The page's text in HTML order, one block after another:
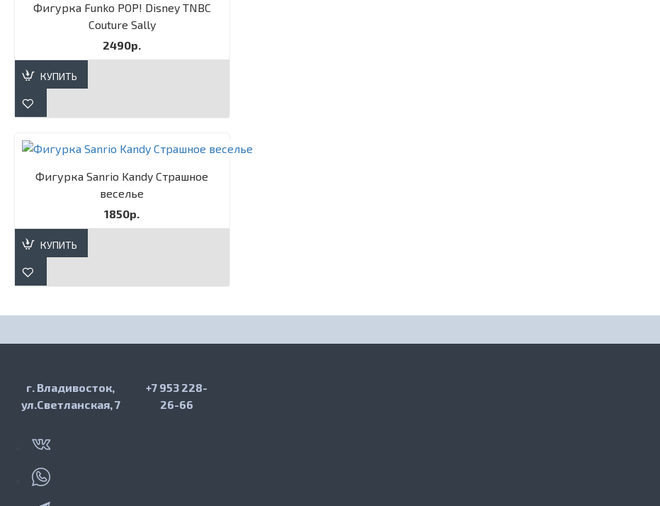
Фигурка Funko POP! Disney TNBC
Couture Sally​
2490р.
КУПИТЬ
Фигурка Sanrio Kandy Страшное
веселье
1850р.
КУПИТЬ
г. Владивосток,
ул.Светланская, 7
+7 953 228-
26-66